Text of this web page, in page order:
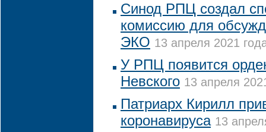
Синод РПЦ создал
комиссию для
ЭКО 13 апреля 2021
У РПЦ появится
Невского 13 апреля
Патриарх Кирилл
коронавируса 13